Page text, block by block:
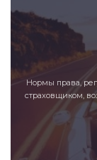
Нормы права,
страховщиком,